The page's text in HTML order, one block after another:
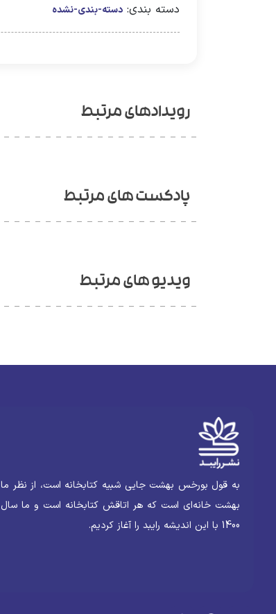
دسته بندی: دسته-بندی-نشده
رویدادهای مرتبط
پادکست های مرتبط
ویدیو های مرتبط
به قول بورخس بهشت جایی شبیه کتابخانه است، از نظر ما
بهشت خانه‌ای است که هر اتاقش کتابخانه است و ما سال
1400 با این اندیشه رایبد را آغاز کردیم.